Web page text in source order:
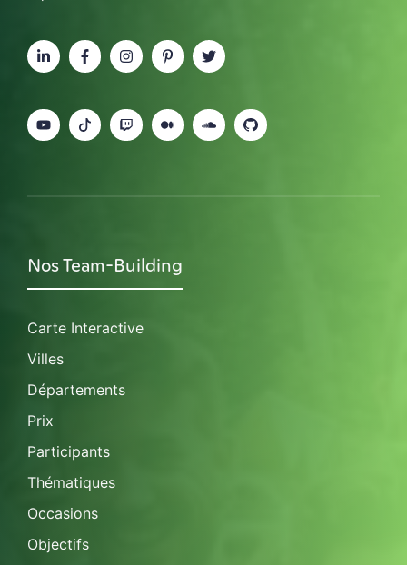
Nos Team-Building
Carte Interactive
Villes
Départements
Prix
Participants
Thématiques
Occasions
Objectifs